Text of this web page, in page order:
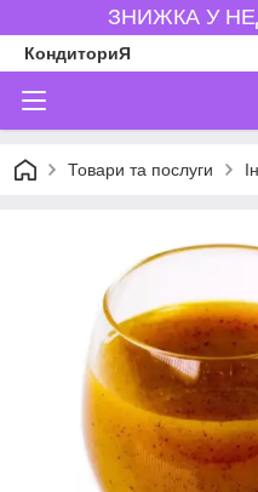
ЗНИЖКА У
КондиториЯ
Товари та послуги